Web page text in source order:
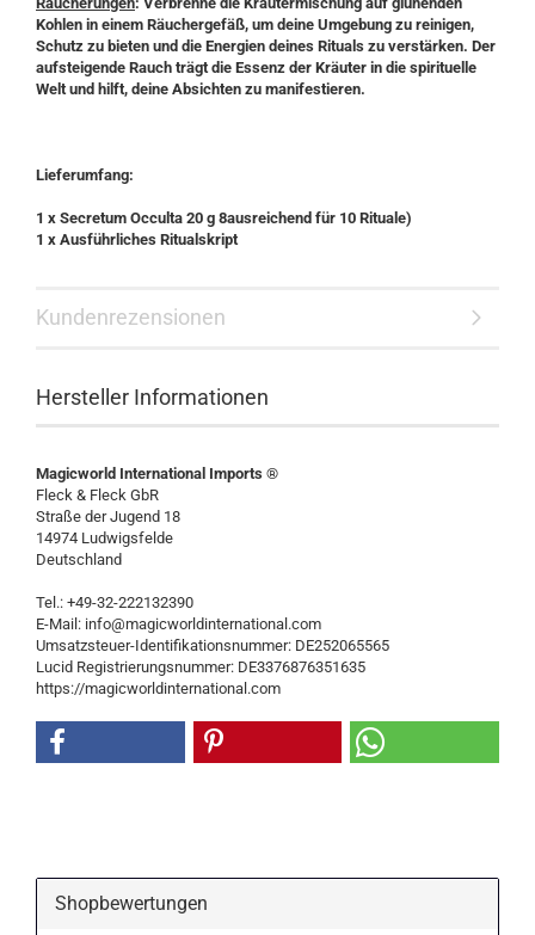
Kohlen in einem Räuchergefäß, um deine Umgebung zu reinigen,
Schutz zu bieten und die Energien deines Rituals zu verstärken. Der
aufsteigende Rauch trägt die Essenz der Kräuter in die spirituelle
Welt und hilft, deine Absichten zu manifestieren.
Lieferumfang:
1 x Secretum Occulta 20 g 8ausreichend für 10 Rituale)
1 x Ausführliches Ritualskript
Kundenrezensionen
Hersteller Informationen
Magicworld International Imports ®
Fleck & Fleck GbR
Straße der Jugend 18
14974 Ludwigsfelde
Deutschland
Tel.: +49-32-222132390
E-Mail: info@magicworldinternational.com
Umsatzsteuer-Identifikationsnummer: DE252065565
Lucid Registrierungsnummer: DE3376876351635
https://magicworldinternational.com
Shopbewertungen